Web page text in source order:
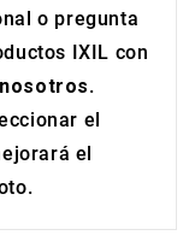
o pregunta
IXIL con
.
el
el